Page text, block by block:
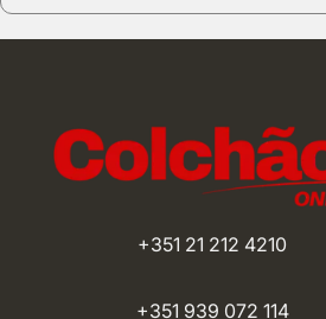
+351 21 212 4210
+351 939 072 114